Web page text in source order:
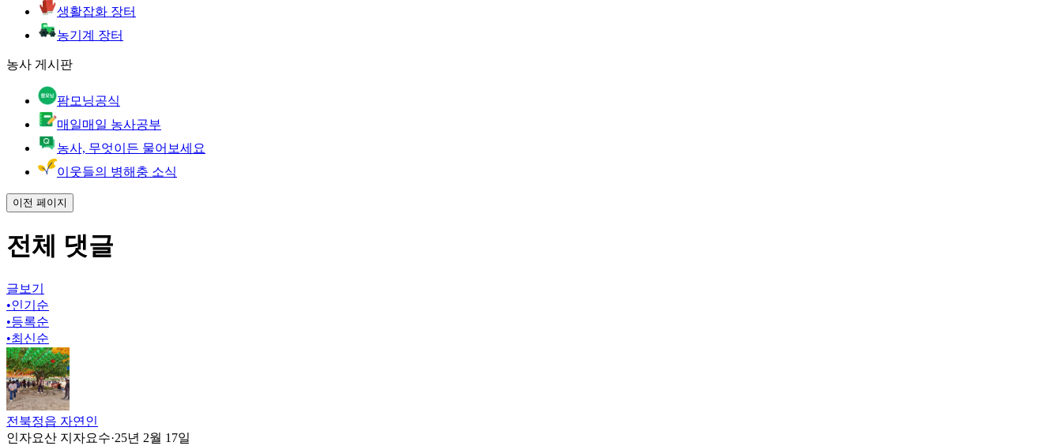
생활잡화 장터
농기계 장터
농사 게시판
팜모닝공식
매일매일 농사공부
농사, 무엇이든 물어보세요
이웃들의 병해충 소식
이전 페이지
전체 댓글
글보기
•인기순
•등록순
•최신순
전북정읍 자연인
인자요산 지자요수·25년 2월 17일